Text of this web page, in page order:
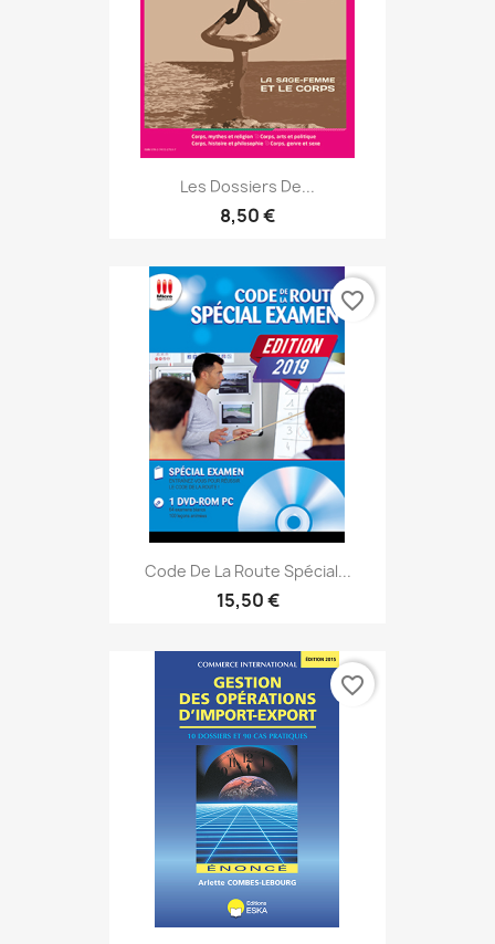
Les Dossiers De...
8,50 €
Code De La Route Spécial...
15,50 €
favorite_border
favorite_border